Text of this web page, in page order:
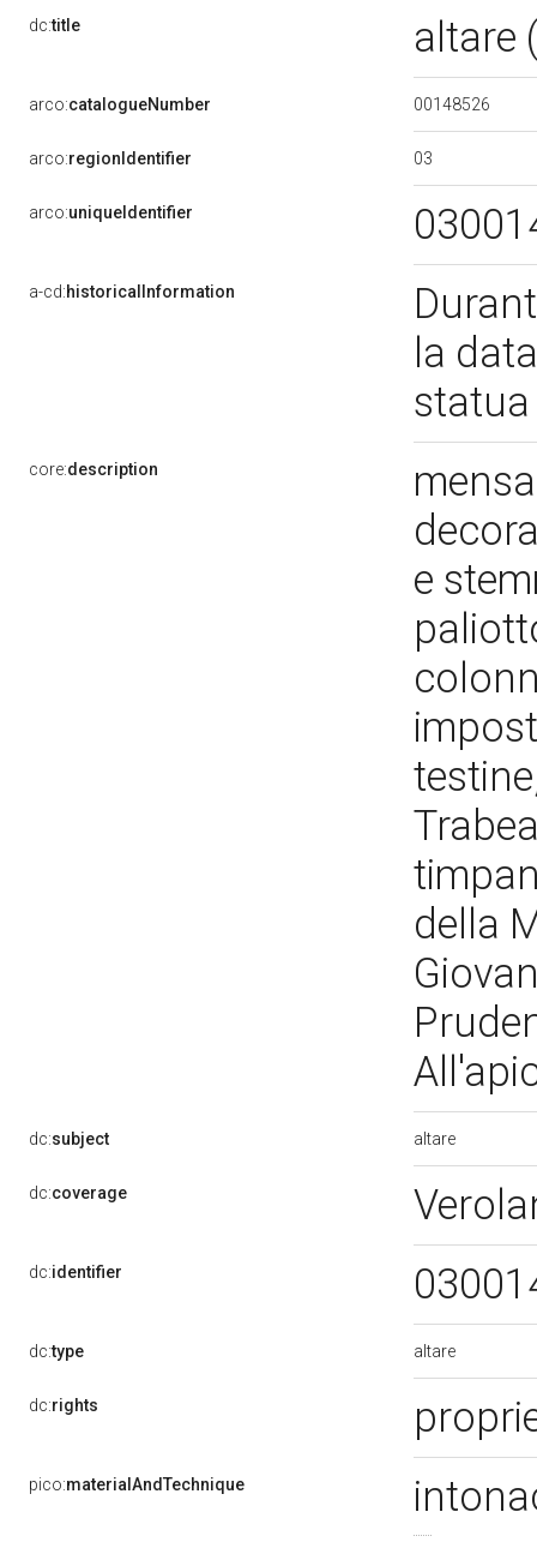
dc:title altare
arco:catalogueNumber 00148526
arco:regionIdentifier 03
arco:uniqueIdentifier
a-cd:historicalInformation
la
core:description
e
della
dc:subject altare
dc:coverage
dc:identifier
dc:type altare
dc:rights
pico:materialAndTechnique